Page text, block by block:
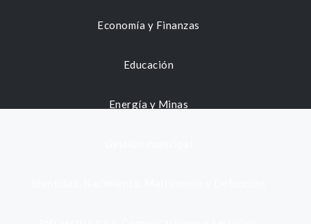
Economía y Finanzas
Educación
Energía y Minas